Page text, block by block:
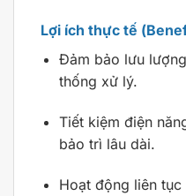
Lợi ích thực tế
Đảm bảo lưu
thống xử lý.
Tiết kiệm điện
bảo trì lâu dài.
Hoạt động liên